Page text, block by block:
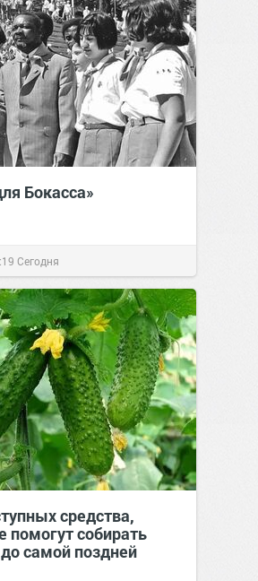
Бокасса»
Сегодня
средства,
помогут собирать
самой поздней